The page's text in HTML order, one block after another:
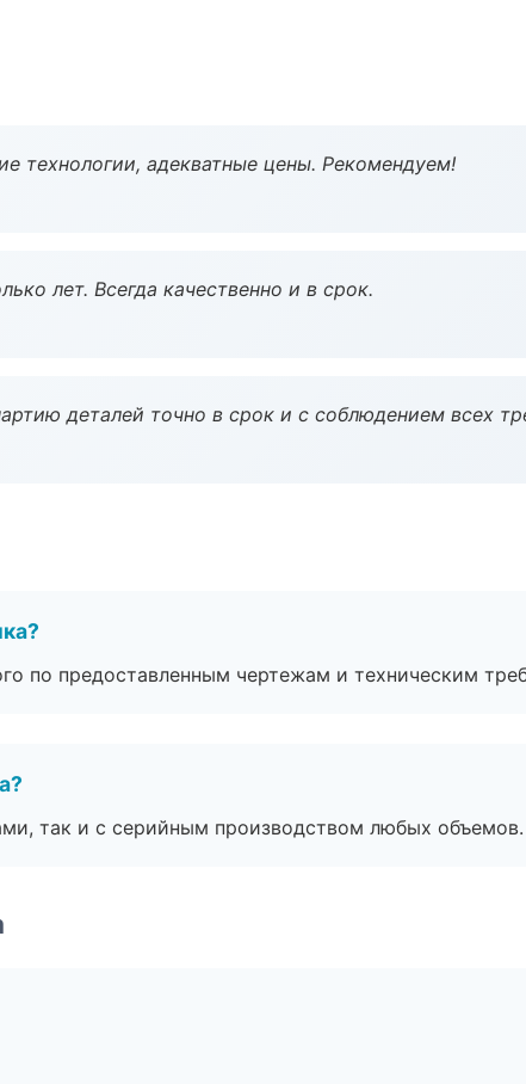
технологии, адекватные цены. Рекомендуем!
лет. Всегда качественно и в срок.
деталей точно в срок и с соблюдением всех
по предоставленным чертежам и техническим
так и с серийным производством любых объемов.